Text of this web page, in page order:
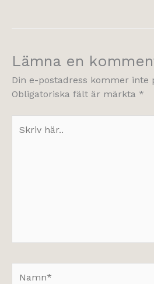
Lämna en
Din e-postadress kommer inte
Obligatoriska fält är märkta *
här..